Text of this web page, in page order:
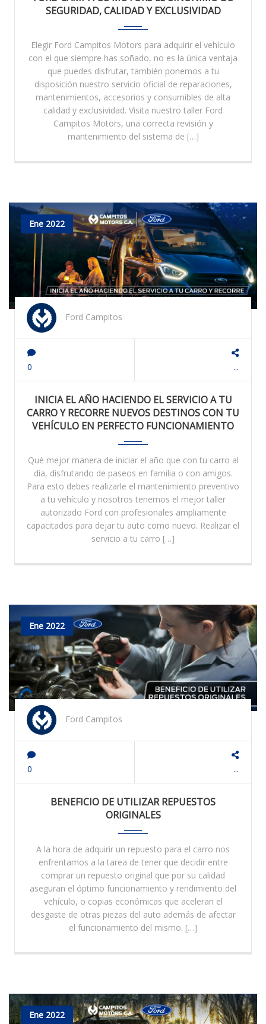
SEGURIDAD, CALIDAD Y EXCLUSIVIDAD
Elegir Ford Campitos Motors para adquirir el vehículo
con el que siempre has soñado, no es la única ventaja
que puedes disfrutar, también ponemos a tu
disposición nuestro servicio oficial de reparaciones,
mantenimientos, accesorios y consumibles de alta
calidad y exclusividad. Visita nuestro taller Ford
Campitos Motors, una correcta revisión y
mantenimiento del sistema de […]
Ene 2022
Ford Campitos
0 ...
INICIA EL AÑO HACIENDO EL SERVICIO A TU
CARRO Y RECORRE NUEVOS DESTINOS CON TU
VEHÍCULO EN PERFECTO FUNCIONAMIENTO
Qué mejor manera de iniciar el año que con tu carro al
día, disfrutando de paseos en familia o con amigos.
Para esto debes realizarle el mantenimiento preventivo
a tu vehículo y nosotros tenemos el mejor taller
autorizado Ford con profesionales ampliamente
capacitados para dejar tu auto como nuevo. Realizar el
servicio a tu carro […]
Ene 2022
Ford Campitos
0 ...
BENEFICIO DE UTILIZAR REPUESTOS
ORIGINALES
A la hora de adquirir un repuesto para el carro nos
enfrentamos a la tarea de tener que decidir entre
comprar un repuesto original que por su calidad
aseguran el óptimo funcionamiento y rendimiento del
vehículo, o copias económicas que aceleran el
desgaste de otras piezas del auto además de afectar
el funcionamiento del mismo. […]
Ene 2022